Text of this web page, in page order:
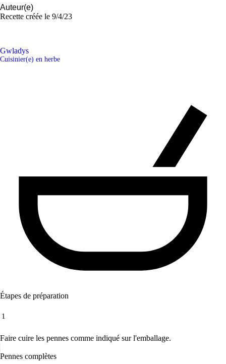
Auteur(e)
Recette créée le 9/4/23
Gwladys
Cuisinier(e) en herbe
Étapes de préparation
1
Faire cuire les pennes comme indiqué sur l'emballage.
Pennes complètes